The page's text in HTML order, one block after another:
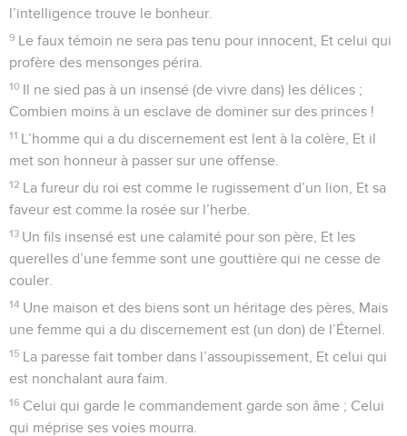
l’intelligence trouve le bonheur.
9 Le faux témoin ne sera pas tenu pour innocent, Et celui qui
profère des mensonges périra.
10 Il ne sied pas à un insensé (de vivre dans) les délices ;
Combien moins à un esclave de dominer sur des princes !
11 L’homme qui a du discernement est lent à la colère, Et il
met son honneur à passer sur une offense.
12 La fureur du roi est comme le rugissement d’un lion, Et sa
faveur est comme la rosée sur l’herbe.
13 Un fils insensé est une calamité pour son père, Et les
querelles d’une femme sont une gouttière qui ne cesse de
couler.
14 Une maison et des biens sont un héritage des pères, Mais
une femme qui a du discernement est (un don) de l’Éternel.
15 La paresse fait tomber dans l’assoupissement, Et celui qui
est nonchalant aura faim.
16 Celui qui garde le commandement garde son âme ; Celui
qui méprise ses voies mourra.